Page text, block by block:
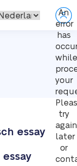
An
error
has
while
your
try
again
later
or
essay